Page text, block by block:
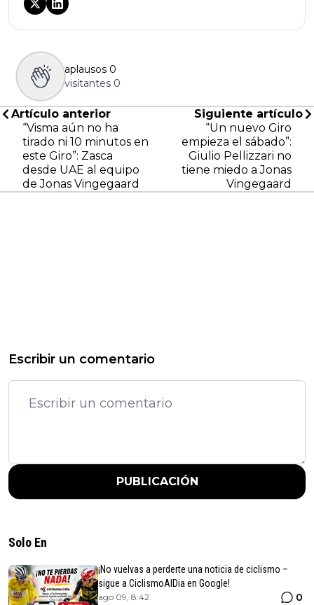
aplausos 0
visitantes 0
Artículo anterior
“Visma aún no ha
tirado ni 10 minutos en
este Giro”: Zasca
desde UAE al equipo
de Jonas Vingegaard
Siguiente artículo
“Un nuevo Giro
empieza el sábado”:
Giulio Pellizzari no
tiene miedo a Jonas
Vingegaard
Escribir un comentario
PUBLICACIÓN
Solo En
¡No vuelvas a perderte una noticia de ciclismo –
sigue a CiclismoAlDia en Google!
ago 09, 8:42 0